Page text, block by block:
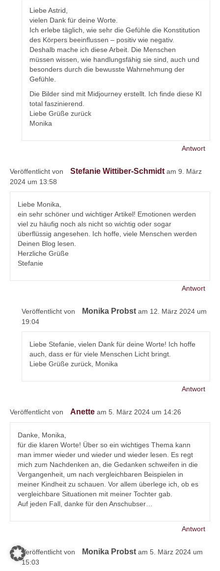
Liebe Astrid,
vielen Dank für deine Worte.
Ich erlebe täglich, wie sehr die Gefühle die Konstitution
des Körpers beeinflussen – positiv wie negativ.
Deshalb mache ich diese Arbeit. Die Menschen
müssen wissen, wie handlungsfähig sie sind, auch und
besonders durch die bewusste Wahrnehmung der
Gefühle.
Die Bilder sind mit Midjourney erstellt. Ich finde diese KI
total faszinierend.
Liebe Grüße zurück
Monika
Antwort
Veröffentlicht von Stefanie Wittiber-Schmidt am 9. März
2024 um 13:58
Liebe Monika,
ein sehr schöner und wichtiger Artikel! Emotionen werden
viel zu häufig noch als nicht so wichtig oder sogar
überflüssig angesehen. Ich hoffe, viele Menschen werden
Deinen Blog lesen.
Herzliche Grüße
Stefanie
Antwort
Veröffentlicht von Monika Probst am 12. März 2024 um
19:04
Liebe Stefanie, vielen Dank für deine Worte! Ich hoffe
auch, dass er für viele Menschen Licht bringt.
Liebe Grüße zurück, Monika
Antwort
Veröffentlicht von Anette am 5. März 2024 um 14:26
Danke, Monika,
für die klaren Worte! Über so ein wichtiges Thema kann
man immer wieder und wieder und wieder lesen. Es regt
mich zum Nachdenken an, die Gedanken schweifen in die
Vergangenheit, um nach vergleichbaren Beispielen in
meiner Kindheit zu schauen. Vor allem überlege ich, ob es
vergleichbare Situationen mit meiner Tochter gab.
Auf jeden Fall, danke für den Anschubser…
Antwort
Veröffentlicht von Monika Probst am 5. März 2024 um
15:03